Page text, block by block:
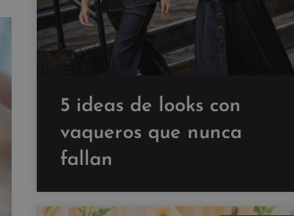
5 ideas de looks con
vaqueros que nunca
fallan